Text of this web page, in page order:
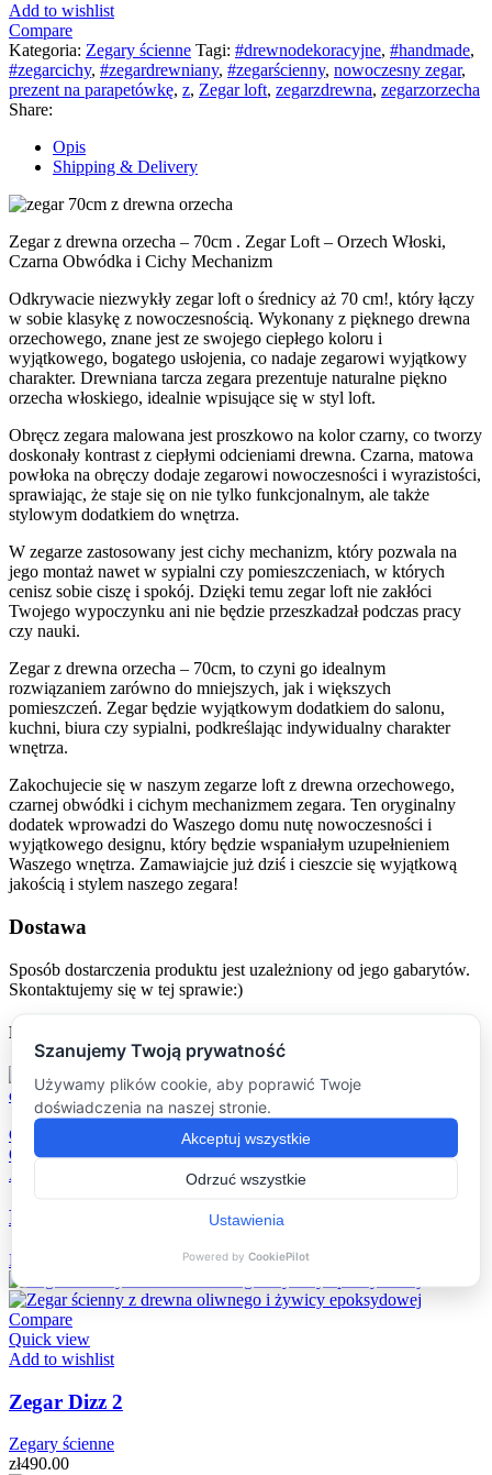
Add to wishlist
Compare
Kategoria: Zegary ścienne Tagi: #drewnodekoracyjne, #handmade,
#zegarcichy, #zegardrewniany, #zegarścienny, nowoczesny zegar,
prezent na parapetówkę, z, Zegar loft, zegarzdrewna, zegarzorzecha
Share:
Opis
Shipping & Delivery
Zegar z drewna orzecha – 70cm . Zegar Loft – Orzech Włoski,
Czarna Obwódka i Cichy Mechanizm
Odkrywacie niezwykły zegar loft o średnicy aż 70 cm!, który łączy
w sobie klasykę z nowoczesnością. Wykonany z pięknego drewna
orzechowego, znane jest ze swojego ciepłego koloru i
wyjątkowego, bogatego usłojenia, co nadaje zegarowi wyjątkowy
charakter. Drewniana tarcza zegara prezentuje naturalne piękno
orzecha włoskiego, idealnie wpisujące się w styl loft.
Obręcz zegara malowana jest proszkowo na kolor czarny, co tworzy
doskonały kontrast z ciepłymi odcieniami drewna. Czarna, matowa
powłoka na obręczy dodaje zegarowi nowoczesności i wyrazistości,
sprawiając, że staje się on nie tylko funkcjonalnym, ale także
stylowym dodatkiem do wnętrza.
W zegarze zastosowany jest cichy mechanizm, który pozwala na
jego montaż nawet w sypialni czy pomieszczeniach, w których
cenisz sobie ciszę i spokój. Dzięki temu zegar loft nie zakłóci
Twojego wypoczynku ani nie będzie przeszkadzał podczas pracy
czy nauki.
Zegar z drewna orzecha – 70cm, to czyni go idealnym
rozwiązaniem zarówno do mniejszych, jak i większych
pomieszczeń. Zegar będzie wyjątkowym dodatkiem do salonu,
kuchni, biura czy sypialni, podkreślając indywidualny charakter
wnętrza.
Zakochujecie się w naszym zegarze loft z drewna orzechowego,
czarnej obwódki i cichym mechanizmem zegara. Ten oryginalny
dodatek wprowadzi do Waszego domu nutę nowoczesności i
wyjątkowego designu, który będzie wspaniałym uzupełnieniem
Waszego wnętrza. Zamawiajcie już dziś i cieszcie się wyjątkową
jakością i stylem naszego zegara!
Dostawa
Sposób dostarczenia produktu jest uzależniony od jego gabarytów.
Skontaktujemy się w tej sprawie:)
MOGĄ CIĘ ZAINTERESOWAĆ
Compare
Quick view
Add to wishlist
Brelok z drewna merbau
Dodatki
Compare
Quick view
Add to wishlist
Zegar Dizz 2
Zegary ścienne
zł490.00